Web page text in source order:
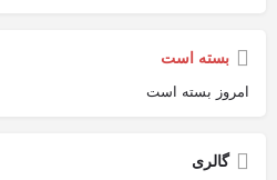
بسته است
امروز بسته است
گالری